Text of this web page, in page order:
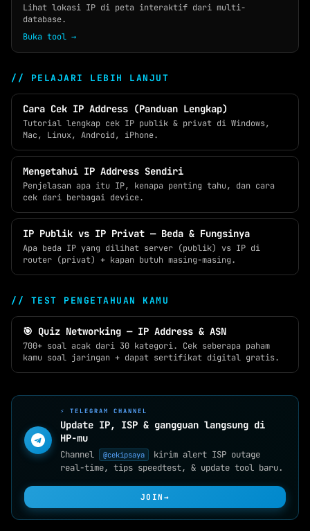
Lihat lokasi IP di peta interaktif dari multi-
database.
Buka tool →
// PELAJARI LEBIH LANJUT
Cara Cek IP Address (Panduan Lengkap)
Tutorial lengkap cek IP publik & privat di Windows,
Mac, Linux, Android, iPhone.
Mengetahui IP Address Sendiri
Penjelasan apa itu IP, kenapa penting tahu, dan cara
cek dari berbagai device.
IP Publik vs IP Privat — Beda & Fungsinya
Apa beda IP yang dilihat server (publik) vs IP di
router (privat) + kapan butuh masing-masing.
// TEST PENGETAHUAN KAMU
🎯 Quiz Networking — IP Address & ASN
700+ soal acak dari 30 kategori. Cek seberapa paham
kamu soal jaringan + dapat sertifikat digital gratis.
⚡ TELEGRAM CHANNEL
Update IP, ISP & gangguan langsung di
HP-mu
Channel @cekipsaya
kirim alert ISP outage
real-time, tips speedtest, & update tool baru.
JOIN →